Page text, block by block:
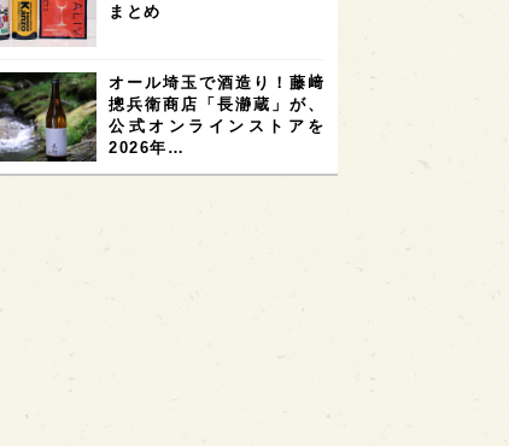
まとめ
オール埼玉で酒造り！藤﨑
摠兵衛商店「長瀞蔵」が、
公式オンラインストアを
2026年…